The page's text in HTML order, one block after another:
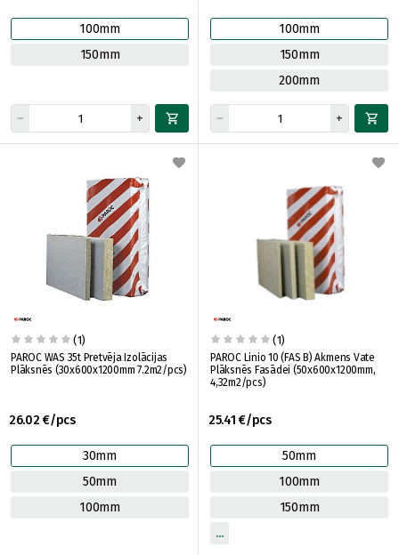
100mm
150mm
100mm
150mm
200mm
(1)
PAROC WAS 35t Pretvēja Izolācijas
Plāksnēs (30x600x1200mm 7.2m2/pcs)
26.02 €/pcs
30mm
50mm
100mm
(1)
PAROC Linio 10 (FAS B) Akmens Vate
Plāksnēs Fasādei (50x600x1200mm,
4,32m2/pcs)
25.41 €/pcs
50mm
100mm
150mm